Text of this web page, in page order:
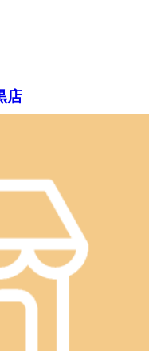
店
※ご予約状況は都度変
フ一同心よりお待ちし
てありがとうございま
最終受付20：20）
川＃目黒駅近＃JR山手
トロ南北線＃もみほぐ
日祝営業
店
日までの少し息のつけ
ですね。エアコンによ
まるモードになってい
や、お仕事帰りのご利
店は本日も、皆様を笑
りご予約いただけま
。最後までお読みいた
店
管理しっかりしておき